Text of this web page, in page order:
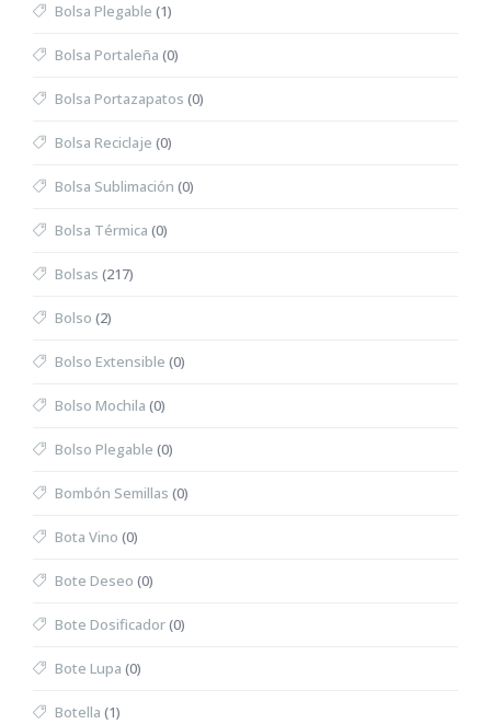
Bolsa Plegable (1)
Bolsa Portaleña (0)
Bolsa Portazapatos (0)
Bolsa Reciclaje (0)
Bolsa Sublimación (0)
Bolsa Térmica (0)
Bolsas (217)
Bolso (2)
Bolso Extensible (0)
Bolso Mochila (0)
Bolso Plegable (0)
Bombón Semillas (0)
Bota Vino (0)
Bote Deseo (0)
Bote Dosificador(0)
Bote Lupa (0)
Botella (1)